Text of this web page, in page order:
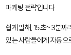
마케팅 전략입니다.
쉽게 말해, 15초~3분짜
있는 사람들에게 자동으